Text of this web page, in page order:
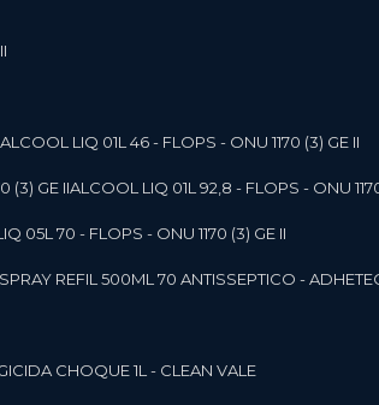
ALCOOL LIQ 01L 46 - FLOPS - ONU 1170 (3) GE II
(3) GE II ALCOOL LIQ 01L 92,8 - FLOPS - ONU
05L 70 - FLOPS - ONU 1170 (3) GE II
SPRAY REFIL 500ML 70 ANTISSEPTICO -
CHOQUE 1L - CLEAN VALE